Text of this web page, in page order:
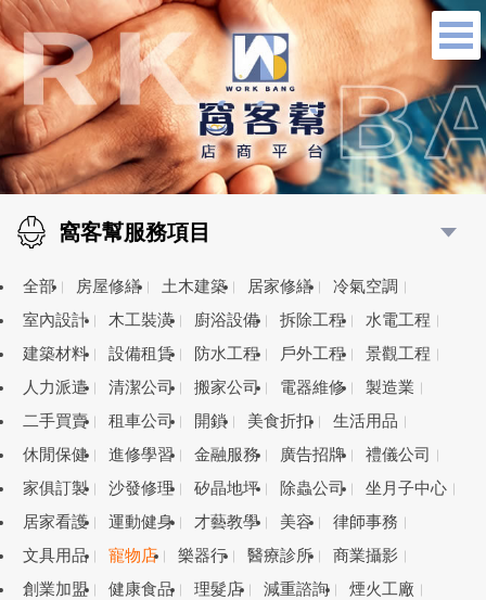
窩客幫服務項目
全部 房屋修繕 土木建築 居家修繕
冷氣空調
室內設計
木工裝潢 廚浴設備 拆除工程
水電工程
建築材料
設備租賃 防水工程 戶外工程
景觀工程
人力派遣
清潔公司 搬家公司 電器維修
製造業
二手買賣
租車公司 開鎖 美食折扣
生活用品
休閒保健
進修學習 金融服務 廣告招牌
禮儀公司
家俱訂製
沙發修理 矽晶地坪 除蟲公司
坐月子中心
居家看護
運動健身 才藝教學 美容
律師事務
文具用品
寵物店 樂器行 醫療診所
商業攝影
創業加盟
健康食品 理髮店 減重諮詢
煙火工廠